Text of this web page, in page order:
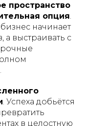
пространство
опция.
начинает
а выстраивать с
. Успеха добьётся
в целостную